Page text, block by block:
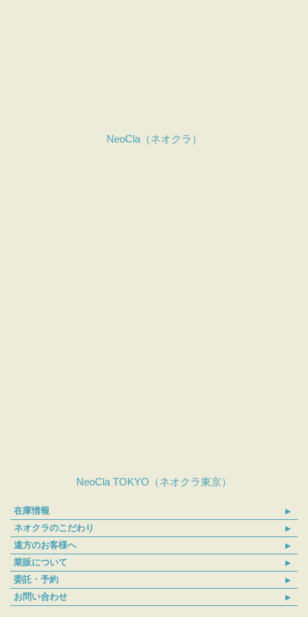
NeoCla（ネオクラ）
NeoCla TOKYO（ネオクラ東京）
在庫情報
ネオクラのこだわり
遠方のお客様へ
業販について
委託・予約
お問い合わせ